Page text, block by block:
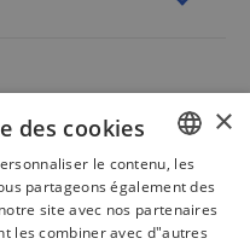
POLISH
BULGARIAN
×
des cookies
le contenu, les
partageons également des
site avec nos partenaires
les combiner avec d"autres